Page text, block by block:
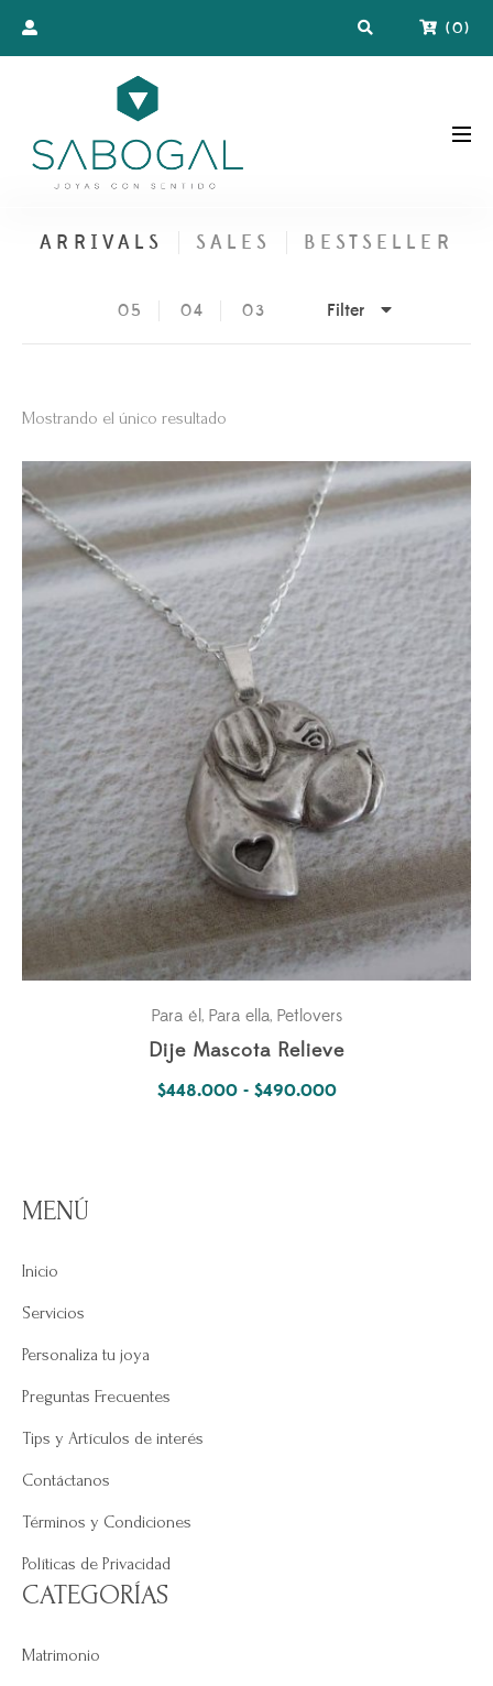
(0)
ARRIVALS SALES BESTSELLER
05 04 03 Filter
Mostrando el único resultado
Para él, Para ella, Petlovers
Dije Mascota Relieve
$448.000 - $490.000Rango
MENÚ
Inicio
Servicios
Personaliza tu joya
Preguntas Frecuentes
Tips y Artículos de interés
Contáctanos
Términos y Condiciones
Políticas de Privacidad
CATEGORÍAS
Matrimonio